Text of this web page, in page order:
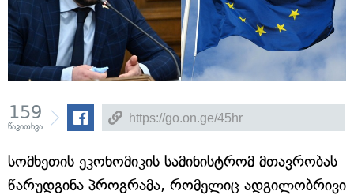
159
წაკითხვა
სომხეთის ეკონომიკის სამინისტრომ მთავრობას
წარუდგინა პროგრამა, რომელიც ადგილობრივი